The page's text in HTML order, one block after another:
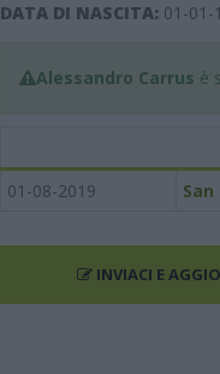
DATA DI NASCITA: 01-01-
Alessandro Carrus è
01-08-2019
INVIACI E